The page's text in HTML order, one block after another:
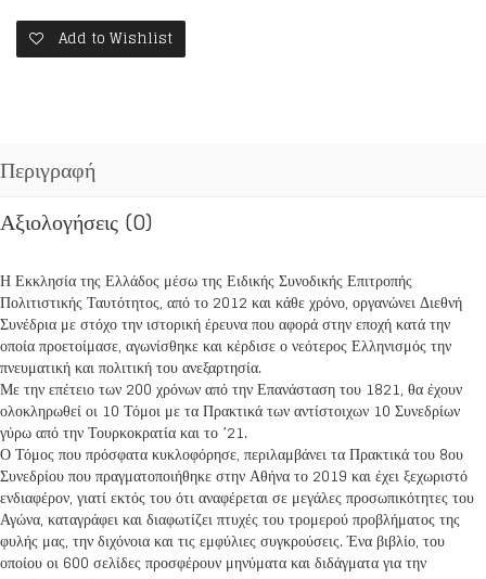
ΕΛΛΗΝΙΚΗΣ
ΕΠΑΝΑΣΤΑΣΕΩΣ.
ΟΜΟΨΥΧΙΑ
ΕΠΑΝΑΣΤΑΣΗ
ΠΡΑΚΤΙΚΑ
Η'
ΣΥΝΕΔΡΙΟΥ
Add to Wishlist
Περιγραφή
Αξιολογήσεις (0)
Η Εκκλησία της Ελλάδος μέσω της Ειδικής Συνοδικής Επιτροπής
Πολιτιστικής Ταυτότητος, από το 2012 και κάθε χρόνο, οργανώνει Διεθνή
Συνέδρια με στόχο την ιστορική έρευνα που αφορά στην εποχή κατά την
οποία προετοίμασε, αγωνίσθηκε και κέρδισε ο νεότερος Ελληνισμός την
πνευματική και πολιτική του ανεξαρτησία.
Με την επέτειο των 200 χρόνων από την Επανάσταση του 1821, θα έχουν
ολοκληρωθεί οι 10 Τόμοι με τα Πρακτικά των αντίστοιχων 10 Συνεδρίων
γύρω από την Τουρκοκρατία και το ’21.
Ο Τόμος που πρόσφατα κυκλοφόρησε, περιλαμβάνει τα Πρακτικά του 8ου
Συνεδρίου που πραγματοποιήθηκε στην Αθήνα το 2019 και έχει ξεχωριστό
ενδιαφέρον, γιατί εκτός του ότι αναφέρεται σε μεγάλες προσωπικότητες του
Αγώνα, καταγράφει και διαφωτίζει πτυχές του τρομερού προβλήματος της
φυλής μας, την διχόνοια και τις εμφύλιες συγκρούσεις. Ένα βιβλίο, του
οποίου οι 600 σελίδες προσφέρουν μηνύματα και διδάγματα για την